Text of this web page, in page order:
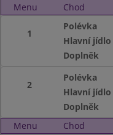
Menu
Chod
1
Polévka
Hlavní jídlo
Doplněk
2
Polévka
Hlavní jídlo
Doplněk
Menu
Chod